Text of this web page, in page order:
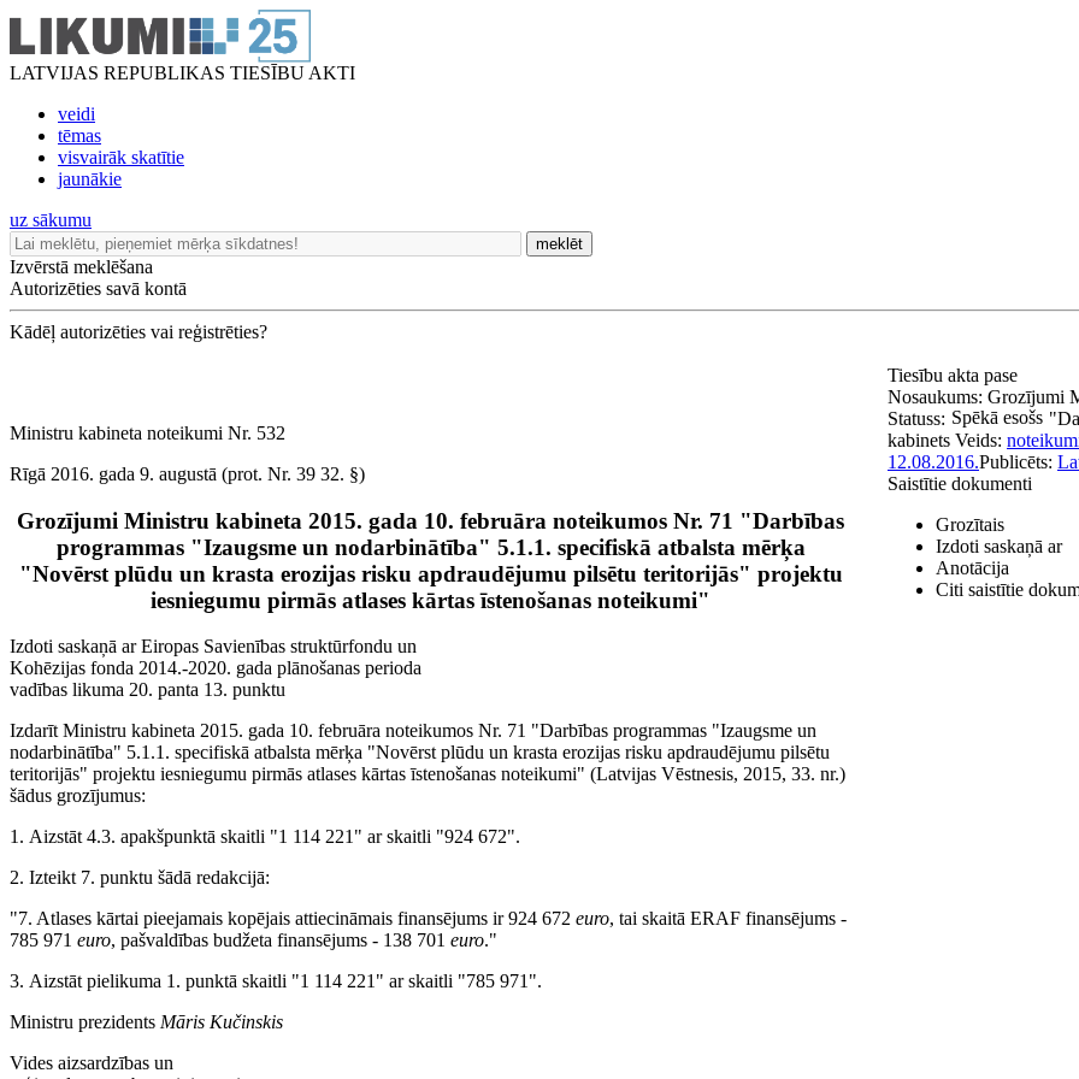
LATVIJAS REPUBLIKAS TIESĪBU AKTI
veidi
tēmas
visvairāk skatītie
jaunākie
uz sākumu
meklēt
Izvērstā meklēšana
Autorizēties savā kontā
Kādēļ autorizēties vai reģistrēties?
Ministru kabineta noteikumi Nr. 532
Rīgā 2016. gada 9. augustā (prot. Nr. 39 32. §)
Grozījumi Ministru kabineta 2015. gada 10. februāra noteikumos Nr. 71 "Darbības
programmas "Izaugsme un nodarbinātība" 5.1.1. specifiskā atbalsta mērķa
"Novērst plūdu un krasta erozijas risku apdraudējumu pilsētu teritorijās" projektu
iesniegumu pirmās atlases kārtas īstenošanas noteikumi"
Izdoti saskaņā ar Eiropas Savienības struktūrfondu un
Kohēzijas fonda 2014.-2020. gada plānošanas perioda
vadības likuma 20. panta 13. punktu
Izdarīt Ministru kabineta 2015. gada 10. februāra noteikumos Nr. 71 "Darbības programmas "Izaugsme un
nodarbinātība" 5.1.1. specifiskā atbalsta mērķa "Novērst plūdu un krasta erozijas risku apdraudējumu pilsētu
teritorijās" projektu iesniegumu pirmās atlases kārtas īstenošanas noteikumi" (Latvijas Vēstnesis, 2015, 33. nr.)
šādus grozījumus:
1. Aizstāt 4.3. apakšpunktā skaitli "1 114 221" ar skaitli "924 672".
2. Izteikt 7. punktu šādā redakcijā:
"7. Atlases kārtai pieejamais kopējais attiecināmais finansējums ir 924 672 euro, tai skaitā ERAF finansējums -
785 971 euro, pašvaldības budžeta finansējums - 138 701 euro."
3. Aizstāt pielikuma 1. punktā skaitli "1 114 221" ar skaitli "785 971".
Ministru prezidents Māris Kučinskis
Vides aizsardzības un
Tiesību akta pase
Nosaukums: Grozījumi
Statuss: Spēkā esošs
kabinets Veids:
12.08.2016.Publicēts:
Saistītie dokumenti
Grozītais
Izdoti saskaņā ar
Anotācija
Citi saistītie